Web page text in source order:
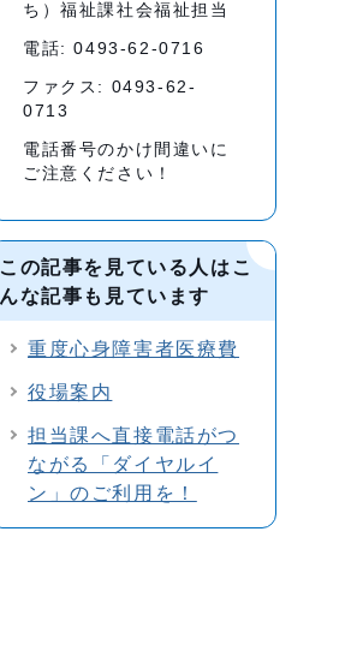
ち）福祉課社会福祉担当
電話: 0493-62-0716
ファクス: 0493-62-
0713
電話番号のかけ間違いに
ご注意ください！
この記事を見ている人はこ
んな記事も見ています
重度心身障害者医療費
役場案内
担当課へ直接電話がつ
ながる「ダイヤルイ
ン」のご利用を！